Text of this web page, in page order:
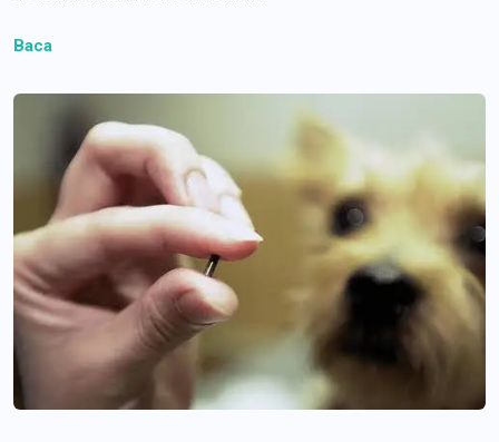
Baca